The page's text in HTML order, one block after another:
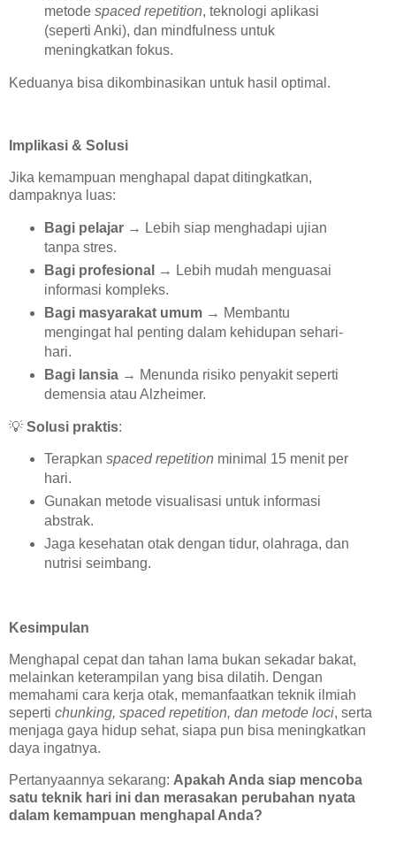
metode spaced repetition, teknologi aplikasi
(seperti Anki), dan mindfulness untuk
meningkatkan fokus.
Keduanya bisa dikombinasikan untuk hasil optimal.
Implikasi & Solusi
Jika kemampuan menghapal dapat ditingkatkan,
dampaknya luas:
Bagi pelajar→ Lebih siap menghadapi ujian
tanpa stres.
Bagi profesional
→ Lebih mudah menguasai
informasi kompleks.
Bagi masyarakat umum→ Membantu
mengingat hal penting dalam kehidupan sehari-
hari.
Bagi lansia→ Menunda risiko penyakit seperti
demensia atau Alzheimer.
💡 Solusi praktis:
Terapkan spaced repetition minimal 15 menit per
hari.
Gunakan metode visualisasi untuk informasi
abstrak.
Jaga kesehatan otak dengan tidur, olahraga, dan
nutrisi seimbang.
Kesimpulan
Menghapal cepat dan tahan lama bukan sekadar bakat,
melainkan keterampilan yang bisa dilatih. Dengan
memahami cara kerja otak, memanfaatkan teknik ilmiah
seperti chunking, spaced repetition, dan metode loci, serta
menjaga gaya hidup sehat, siapa pun bisa meningkatkan
daya ingatnya.
Pertanyaannya sekarang: Apakah Anda siap mencoba
satu teknik hari ini dan merasakan perubahan nyata
dalam kemampuan menghapal Anda?